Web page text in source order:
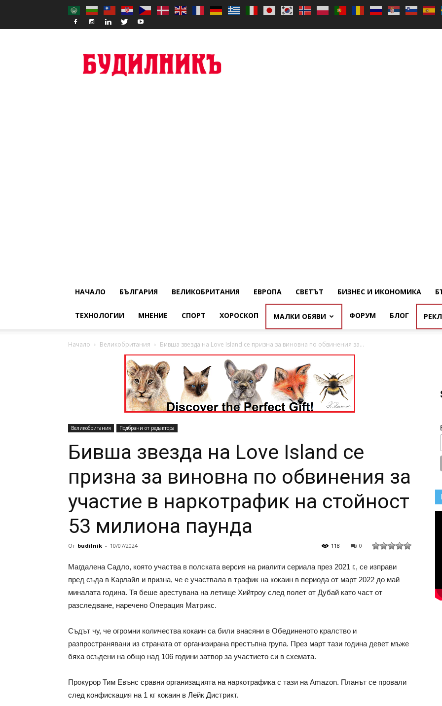
НАЧАЛО БЪЛГАРИЯ ВЕЛИКОБРИТАНИЯ ЕВРОПА СВЕТЪТ БИЗНЕС И ИКОНОМИКА
ТЕХНОЛОГИИ МНЕНИЕ СПОРТ ХОРОСКОП МАЛКИ ОБЯВИ ФОРУМ БЛОГ
Начало Великобритания Бивша звезда на Love Island се призна за виновна по обвинения за...
Великобритания Подбрани от редактора
Бивша звезда на Love Island се
призна за виновна по обвинения за
участие в наркотрафик на стойност
53 милиона паунда
От budilnik - 10/07/2024 0
118
Магдалена Садло, която участва в полската версия на риалити сериала през 2021 г., се изправи
пред съда в Карлайл и призна, че е участвала в трафик на кокаин в периода от март 2022 до май
миналата година. Тя беше арестувана на летище Хийтроу след полет от Дубай като част от
разследване, наречено Операция Матрикс.
Съдът чу, че огромни количества кокаин са били внасяни в Обединеното кралство и
разпространявани из страната от организирана престъпна група. През март тази година девет мъже
бяха осъдени на общо над 106 години затвор за участието си в схемата.
Прокурор Тим Евънс сравни организацията на наркотрафика с тази на Amazon. Планът се провали
след конфискация на 1 кг кокаин в Лейк Дистрикт.